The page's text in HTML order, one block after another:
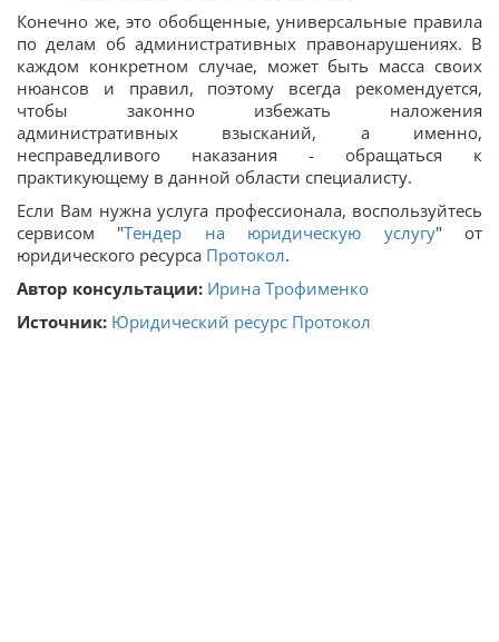
Конечно же, это обобщенные, универсальные правила
по делам об административных правонарушениях. В
каждом конкретном случае, может быть масса своих
нюансов и правил, поэтому всегда рекомендуется,
чтобы законно избежать наложения
административных взысканий, а именно,
несправедливого наказания - обращаться к
практикующему в данной области специалисту.
Если Вам нужна услуга профессионала, воспользуйтесь
сервисом "Тендер на юридическую услугу" от
юридического ресурса Протокол.
Автор консультации: Ирина Трофименко
Источник: Юридический ресурс Протокол